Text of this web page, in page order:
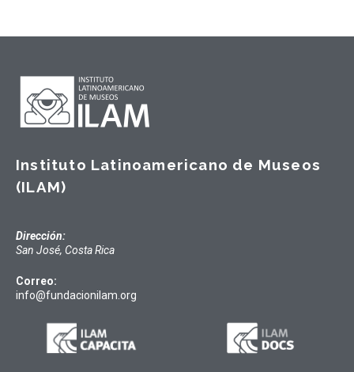
Instituto Latinoamericano de Museos
(ILAM)
Dirección:
San José, Costa Rica
Correo:
info@fundacionilam.org